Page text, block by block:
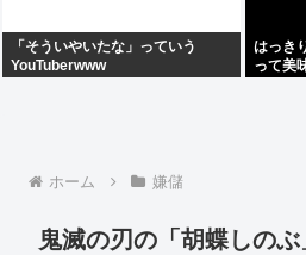
「そういやいたな」っていう
YouTuberwww
はっき
って美
ホーム 嫌儲
鬼滅の刃の「胡蝶しの